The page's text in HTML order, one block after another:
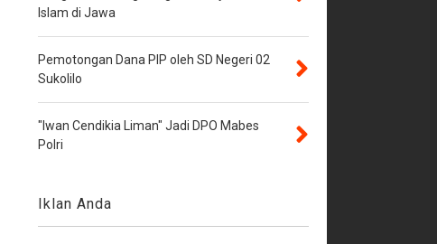
Islam di Jawa
Pemotongan Dana PIP oleh SD Negeri 02
Sukolilo
"Iwan Cendikia Liman" Jadi DPO Mabes
Polri
Iklan Anda